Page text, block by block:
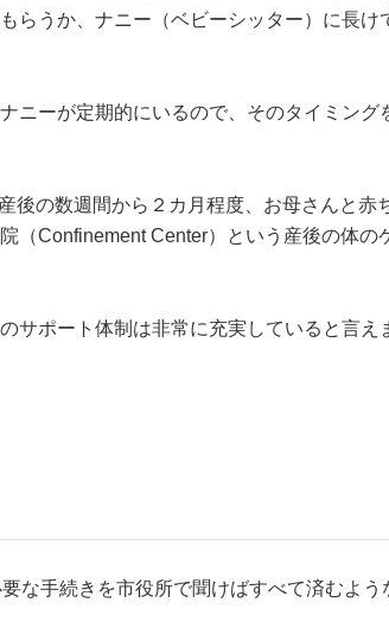
らうか、ナニー（ベビーシッター）に長け
ニーが定期的にいるので、そのタイミング
後の数週間から２カ月程度、お母さんと赤
（Confinement Center）という産後の体の
サポート体制は非常に充実していると言え
な手続きを市役所で聞けばすべて済むよう